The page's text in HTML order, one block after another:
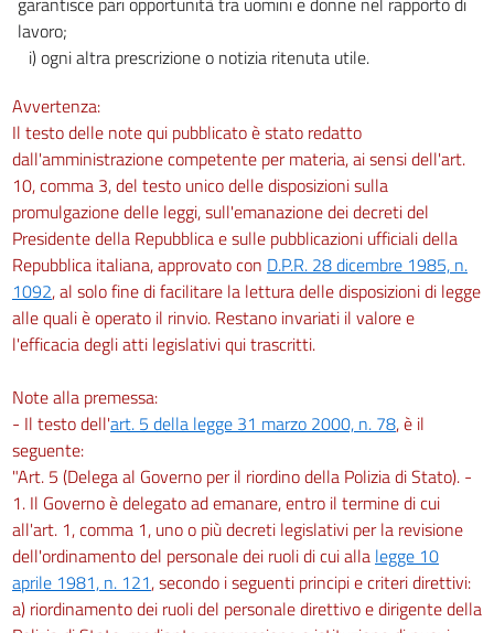
lavoro;
i) ogni altra prescrizione o notizia ritenuta utile.
Avvertenza:
Il testo delle note qui pubblicato è stato redatto
dall'amministrazione competente per materia, ai sensi dell'art.
10, comma 3, del testo unico delle disposizioni sulla
promulgazione delle leggi, sull'emanazione dei decreti del
Presidente della Repubblica e sulle pubblicazioni ufficiali della
Repubblica italiana, approvato con D.P.R. 28 dicembre 1985, n.
1092, al solo fine di facilitare la lettura delle disposizioni di legge
alle quali è operato il rinvio. Restano invariati il valore e
l'efficacia degli atti legislativi qui trascritti.
Note alla premessa:
- Il testo dell'art. 5 della legge 31 marzo 2000, n. 78, è il
seguente:
"Art. 5 (Delega al Governo per il riordino della Polizia di Stato). -
1. Il Governo è delegato ad emanare, entro il termine di cui
all'art. 1, comma 1, uno o più decreti legislativi per la revisione
dell'ordinamento del personale dei ruoli di cui alla legge 10
aprile 1981, n. 121, secondo i seguenti principi e criteri direttivi:
a) riordinamento dei ruoli del personale direttivo e dirigente della